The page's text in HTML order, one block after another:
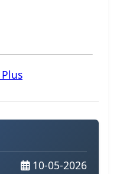
10-05-2026